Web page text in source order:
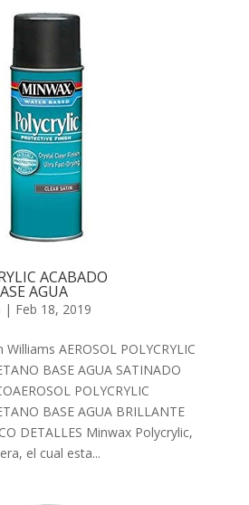
ACABADO
AGUA
| Feb 18, 2019
AEROSOL POLYCRYLIC
BASE AGUA SATINADO
POLYCRYLIC
BASE AGUA BRILLANTE
DETALLES Minwax Polycrylic,
el cual esta...